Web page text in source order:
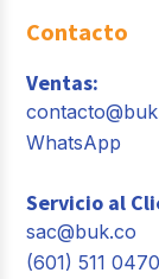
Contacto
Ventas:
WhatsApp
Servicio al
sac@buk.co
(601) 511 0470